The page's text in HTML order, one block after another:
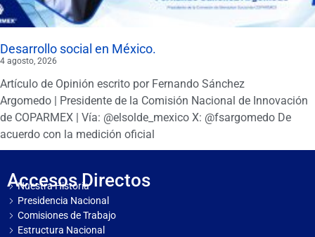
Desarrollo social en México.
4 agosto, 2026
Artículo de Opinión escrito por Fernando Sánchez
Argomedo | Presidente de la Comisión Nacional de Innovación
de COPARMEX | Vía: @elsolde_mexico X: @fsargomedo De
acuerdo con la medición oficial
Accesos Directos
Nuestra Historia
Presidencia Nacional
Comisiones de Trabajo
Estructura Nacional